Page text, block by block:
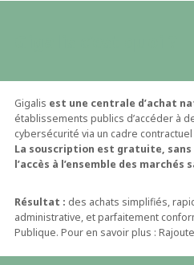
Gigalis est une centrale d’achat
établissements publics d’accéder à
cybersécurité via un cadre
La souscription est gratuite,
l’accès à l’ensemble des
Résultat : des achats simplifiés,
administrative, et parfaitement
Publique. Pour en savoir plus :